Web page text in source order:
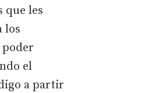
que les
los
poder
el
a partir